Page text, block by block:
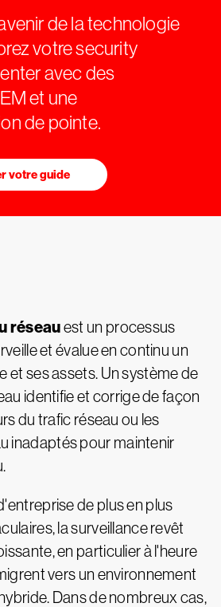
de la technologie
votre security
avec des
et une
de pointe.
votre guide
réseauest un processus
et évalue en continu un
et ses assets. Un système de
identifie et corrige de façon
du trafic réseau ou les
inadaptés pour maintenir
de plus en plus
la surveillance revêt
en particulier à l'heure
vers un environnement
Dans de nombreux cas,